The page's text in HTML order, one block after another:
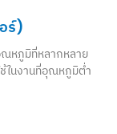
ร์)
ณหภูมิที่หลากหลาย
ในงานที่อุณหภูมิต่ำ